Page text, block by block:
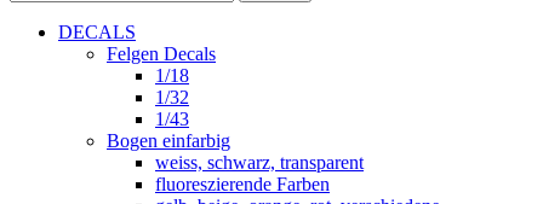
DECALS
Felgen Decals
1/18
1/32
1/43
Bogen einfarbig
weiss, schwarz, transparent
fluoreszierende Farben